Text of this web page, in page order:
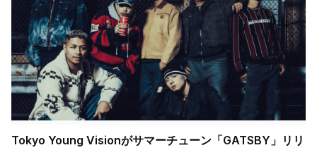
Tokyo Young Visionがサマーチューン「GATSBY」リリ